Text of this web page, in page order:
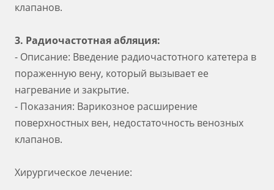
клапанов.
3. Радиочастотная абляция:
- Описание: Введение радиочастотного катетера в
пораженную вену, который вызывает ее
нагревание и закрытие.
- Показания: Варикозное расширение
поверхностных вен, недостаточность венозных
клапанов.
Хирургическое лечение: